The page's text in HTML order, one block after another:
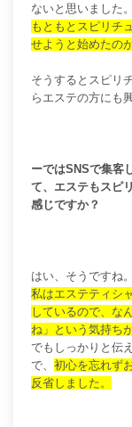
ないと思いました。
もともとスピリチ
せようと始めたの
そうするとスピリ
らエステの方にも
ーではSNSで集客
て、エステもスピ
感じですか？
はい、そうですね。
私はエステティシ
しているので、な
ね」という気持ち
でもしっかりと伝
で、 初心を忘れず
反省しました。